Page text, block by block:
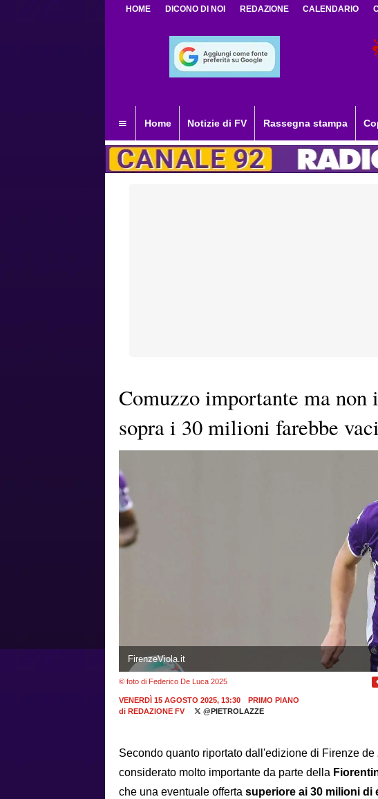
HOME DICONO DI NOI REDAZIONE CALENDARIO
Home Notizie di FV Rassegna stampa
Comuzzo importante ma
sopra i 30 milioni farebbe
FirenzeViola.it
© foto di Federico De Luca 2025
VENERDÌ 15 AGOSTO 2025, 13:30
PRIMO PIANO
di REDAZIONE FV @PIETROLAZZE
Secondo quanto riportato dall'edizione di Firenze de
considerato molto importante da parte della
che una eventuale offerta superiore ai 30 milioni di